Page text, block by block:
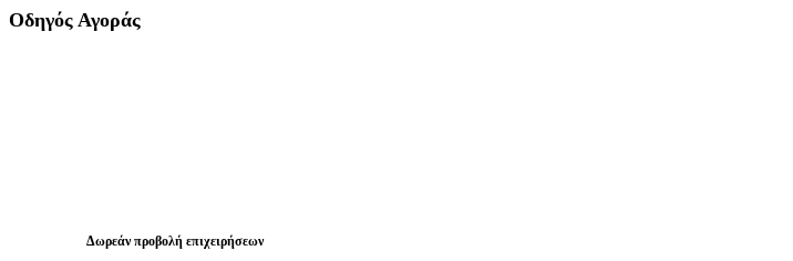
Οδηγός Αγοράς
Δωρεάν προβολή επιχειρήσεων